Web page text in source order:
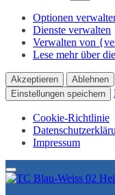
Optionen
Dienste verwalten
Verwalten von
Lese mehr über
Akzeptieren Ablehnen
Einstellungen speichern
Cookie-Richtlinie
Impressum
Menu